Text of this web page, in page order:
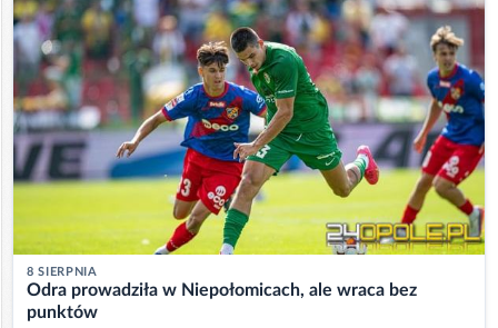
8 SIERPNIA
Odra prowadziła w Niepołomicach, ale wraca bez
punktów